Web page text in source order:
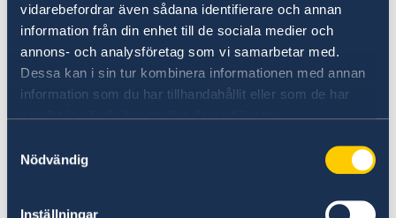
vidarebefordrar även sådana identifierare och annan
information från din enhet till de sociala medier och
annons- och analysföretag som vi samarbetar med.
Dessa kan i sin tur kombinera informationen med annan
information som du har tillhandahållit eller som de har
samlat in när du har använt deras tjänster.
Nödvändig
Inställningar
1. jaanuar (N) 2026
Uusaasta
24. veebruar (T) 2026
Eesti iseseisvuspäev
Suur reede